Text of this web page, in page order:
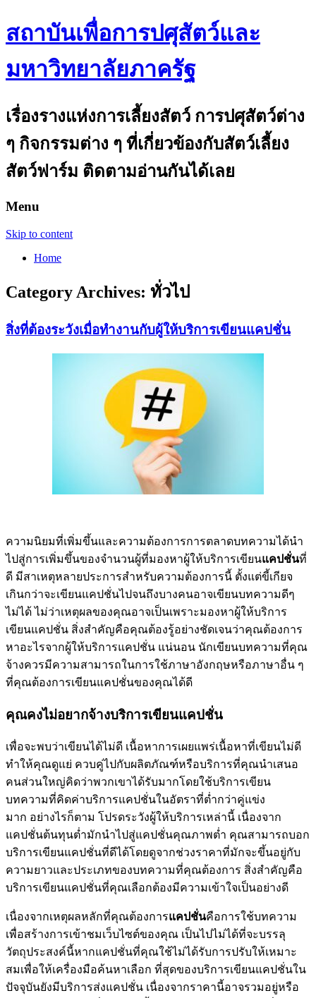
สถาบันเพื่อการปศุสัตว์และ
มหาวิทยาลัยภาครัฐ
เรื่องรางแห่งการเลี้ยงสัตว์ การปศุสัตว์ต่าง
ๆ กิจกรรมต่าง ๆ ที่เกี่ยวข้องกับสัตว์เลี้ยง
สัตว์ฟาร์ม ติดตามอ่านกันได้เลย
Menu
Skip to content
Home
Category Archives: ทั่วไป
สิ่งที่ต้องระวังเมื่อทำงานกับผู้ให้บริการเขียนแคปชั่น
ความนิยมที่เพิ่มขึ้นและความต้องการการตลาดบทความได้นำ
ไปสู่การเพิ่มขึ้นของจำนวนผู้ที่มองหาผู้ให้บริการเขียนแคปชั่นที่
ดี มีสาเหตุหลายประการสำหรับความต้องการนี้ ตั้งแต่ขี้เกียจ
เกินกว่าจะเขียนแคปชั่นไปจนถึงบางคนอาจเขียนบทความดีๆ
ไม่ได้ ไม่ว่าเหตุผลของคุณอาจเป็นเพราะมองหาผู้ให้บริการ
เขียนแคปชั่น สิ่งสำคัญคือคุณต้องรู้อย่างชัดเจนว่าคุณต้องการ
หาอะไรจากผู้ให้บริการแคปชั่น แน่นอน นักเขียนบทความที่คุณ
จ้างควรมีความสามารถในการใช้ภาษาอังกฤษหรือภาษาอื่น ๆ
ที่คุณต้องการเขียนแคปชั่นของคุณได้ดี
คุณคงไม่อยากจ้างบริการเขียนแคปชั่น
เพื่อจะพบว่าเขียนได้ไม่ดี เนื้อหาการเผยแพร่เนื้อหาที่เขียนไม่ดี
ทำให้คุณดูแย่ ควบคู่ไปกับผลิตภัณฑ์หรือบริการที่คุณนำเสนอ
คนส่วนใหญ่คิดว่าพวกเขาได้รับมากโดยใช้บริการเขียน
บทความที่คิดค่าบริการแคปชั่นในอัตราที่ต่ำกว่าคู่แข่ง
มาก อย่างไรก็ตาม โปรดระวังผู้ให้บริการเหล่านี้ เนื่องจาก
แคปชั่นต้นทุนต่ำมักนำไปสู่แคปชั่นคุณภาพต่ำ คุณสามารถบอก
บริการเขียนแคปชั่นที่ดีได้โดยดูจากช่วงราคาที่มักจะขึ้นอยู่กับ
ความยาวและประเภทของบทความที่คุณต้องการ สิ่งสำคัญคือ
บริการเขียนแคปชั่นที่คุณเลือกต้องมีความเข้าใจเป็นอย่างดี
เนื่องจากเหตุผลหลักที่คุณต้องการแคปชั่นคือการใช้บทความ
เพื่อสร้างการเข้าชมเว็บไซต์ของคุณ เป็นไปไม่ได้ที่จะบรรลุ
วัตถุประสงค์นี้หากแคปชั่นที่คุณใช้ไม่ได้รับการปรับให้เหมาะ
สมเพื่อให้เครื่องมือค้นหาเลือก ที่สุดของบริการเขียนแคปชั่นใน
ปัจจุบันยังมีบริการส่งแคปชั่น เนื่องจากราคานี้อาจรวมอยู่หรือ